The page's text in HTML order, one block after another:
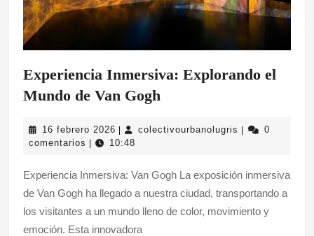
Experiencia Inmersiva: Explorando el
Mundo de Van Gogh
Explorando
Mundo
de
Van
16 febrero 2026 16
febrero
| colectivourbanolugris |
0
comentarios | 10:48
Experiencia Inmersiva: Van Gogh La exposición inmersiva
de Van Gogh ha llegado a nuestra ciudad, transportando a
los visitantes a un mundo lleno de color, movimiento y
emoción. Esta innovadora